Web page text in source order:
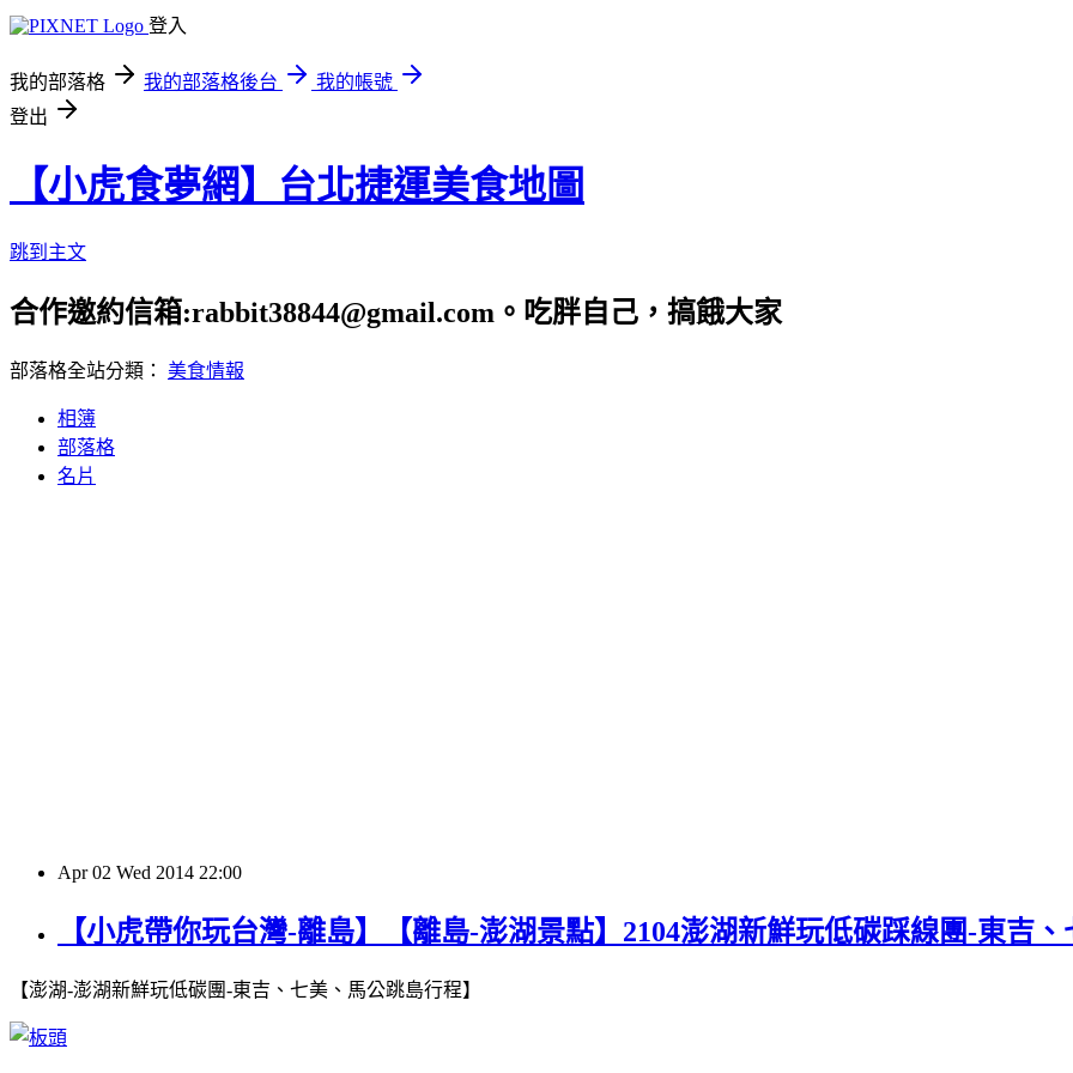
登入
我的部落格 我的部落格後台
我的帳號
登出
【小虎食夢網】台北捷運美食地圖
跳到主文
合作邀約信箱:rabbit38844@gmail.com。吃胖自己，搞餓大家
部落格全站分類： 美食情報
相簿
部落格
名片
Apr 02 Wed 2014 22:00
【小虎帶你玩台灣-離島】【離島-澎湖景點】2104澎湖新鮮玩低碳踩線團-東吉
【澎湖-澎湖新鮮玩低碳團-東吉、七美、馬公跳島行程】